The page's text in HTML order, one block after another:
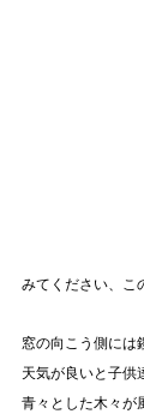
みてください、こ
窓の向こう側には
天気が良いと子供
青々とした木々が